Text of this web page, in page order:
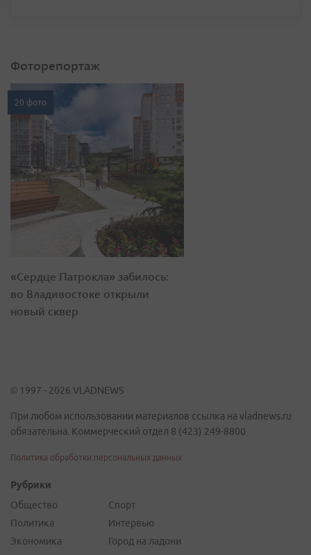
Фоторепортаж
20 фото
«Сердце Патрокла» забилось:
во Владивостоке открыли
новый сквер
© 1997 - 2026 VLADNEWS
При любом использовании материалов ссылка на vladnews.ru
обязательна. Коммерческий отдел 8 (423) 249-8800
Политика обработки персональных данных
Рубрики
Общество
Политика
Экономика
Спорт
Интервью
Город на ладони